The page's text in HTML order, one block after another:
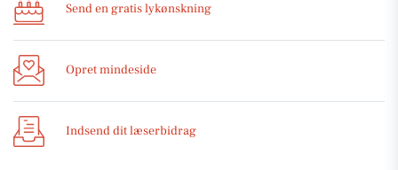
Send en gratis lykønskning
Opret mindeside
Indsend dit læserbidrag